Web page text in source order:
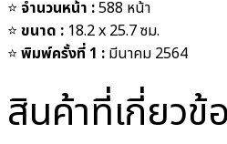
⭐️ จำนวนหน้า :588 หน้า
⭐️ ขนาด : 18.2 x 25.7 ซม.
⭐️ พิมพ์ครั้งที่ 1 : มีนาคม 2564
สินค้าที่เกี่ยวข้